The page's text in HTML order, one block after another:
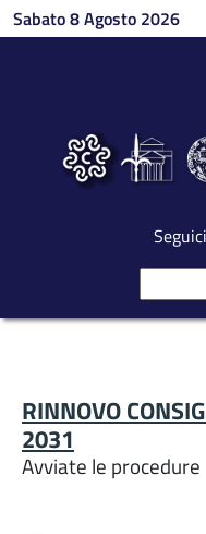
Salta al contenuto principale
Sabato 8 Agosto 2026
RINNOVO
2031
Avviate le procedure